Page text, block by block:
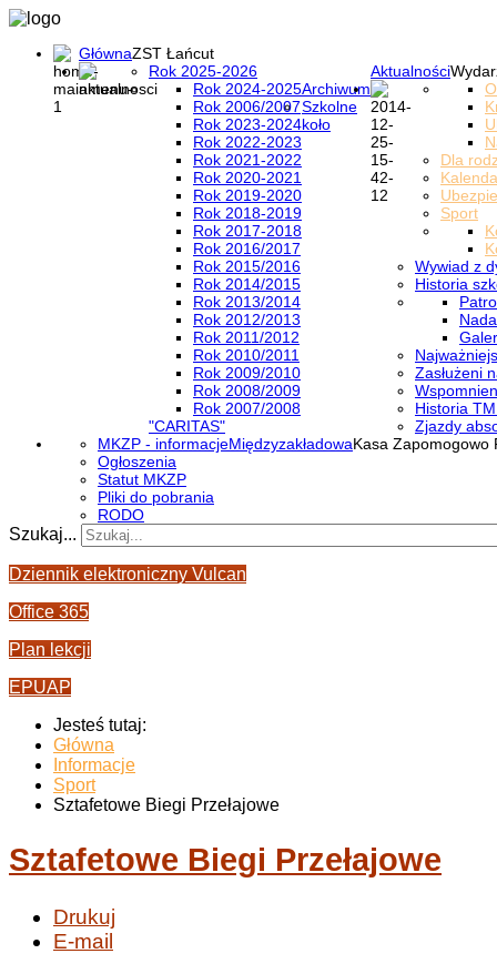
GłównaZST Łańcut
Aktualności
Rok 2025-2026
Archiwum
Rok 2024-2025
Rok 2006/2007
Rok 2023-2024
Rok 2022-2023
Rok 2021-2022
Rok 2020-2021
Rok 2019-2020
Rok 2018-2019
Rok 2017-2018
Rok 2016/2017
Rok 2015/2016
Rok 2014/2015
Rok 2013/2014
Rok 2012/2013
Rok 2011/2012
Rok 2010/2011
Rok 2009/2010
Rok 2008/2009
Rok 2007/2008
Szkolne
koło
"CARITAS"
Dla
Sport
Wywiad z
Historia
Zasłużeni
Historia
Zjazdy
MiędzyzakładowaKasa Zapomogowo
MKZP - informacje
Ogłoszenia
Statut MKZP
Pliki do pobrania
RODO
Szukaj...
Dziennik elektroniczny Vulcan
Office 365
Plan lekcji
EPUAP
Jesteś tutaj:
Główna
Informacje
Sport
Sztafetowe Biegi Przełajowe
Sztafetowe Biegi Przełajowe
Drukuj
E-mail